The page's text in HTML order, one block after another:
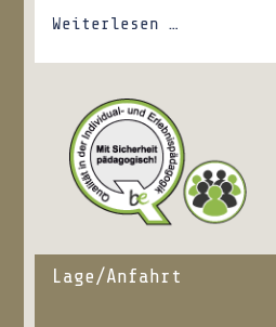
Weiterlesen …
Lage/Anfahrt